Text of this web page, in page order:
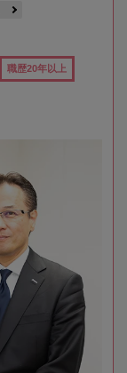
職歴20年以上